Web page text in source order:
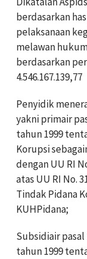
berdasarkan
pelaksanaan
melawan
berdasarkan
4.546.167.139,77
Penyidik
yakni primair
tahun 1999
Korupsi
dengan UU RI
atas UU RI No.
Tindak Pidana
KUHPidana;
Subsidiair pasal
tahun 1999